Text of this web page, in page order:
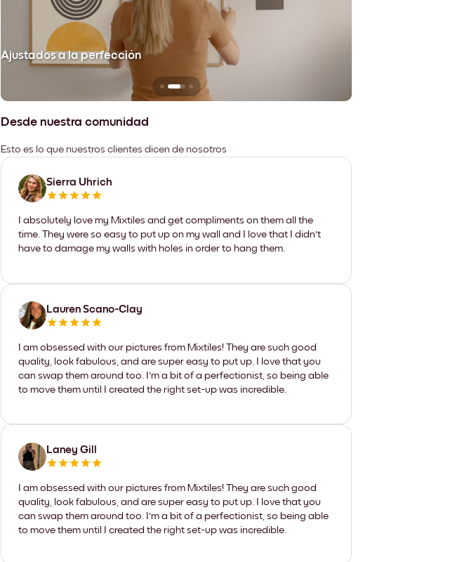
Ajustados a la perfección
Desde nuestra comunidad
Esto es lo que nuestros clientes dicen de nosotros
Sierra Uhrich
I absolutely love my Mixtiles and get compliments on them all the
time. They were so easy to put up on my wall and I love that I didn't
have to damage my walls with holes in order to hang them.
Lauren Scano-Clay
I am obsessed with our pictures from Mixtiles! They are such good
quality, look fabulous, and are super easy to put up. I love that you
can swap them around too. I'm a bit of a perfectionist, so being able
to move them until I created the right set-up was incredible.
Laney Gill
I am obsessed with our pictures from Mixtiles! They are such good
quality, look fabulous, and are super easy to put up. I love that you
can swap them around too. I'm a bit of a perfectionist, so being able
to move them until I created the right set-up was incredible.